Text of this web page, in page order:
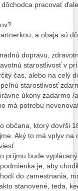
pracovať
a obaja sú
dopravu,
starostlivosť v
čas, alebo na celý
starostlivosť
úkony zadarmo /
má potrebu
občana, ktorý dovŕši
Aký to má vplyv na
príjmu bude
je, aby
do zamestnania,
stanovené, teda,